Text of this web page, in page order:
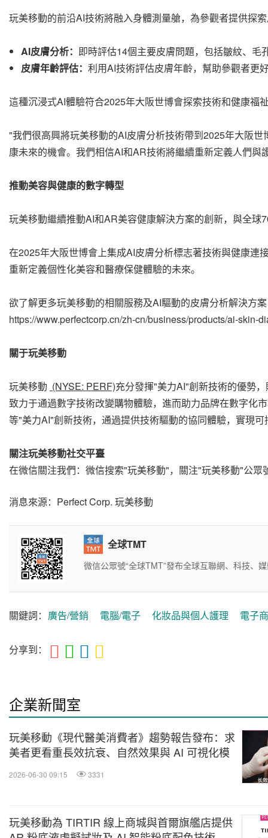
玩美移動的前沿AI技術將融入身體測量艙，為參觀者提供探
AI皮膚分析： 即時評估14個主要皮膚問題，包括皺紋、
皮膚年齡評估： 利用AI技術評估皮膚年齡，幫助參觀者更
這種沉浸式AI體驗符合2025年大阪世博會探索技術和健康福
"我們很高興將玩美移動的AI皮膚分析技術帶到2025年大阪
康未來的機會。我們相信AI和AR技術將繼續重新定義人們
推動美容與健康的數字轉型
玩美移動繼續推動AI和AR美容健康解決方案的創新，與全
在2025年大阪世博會上集成AI皮膚分析標志著技術與健康連
重新定義個性化美容和醫療保健體驗的未來。
欲了解更多玩美移動的相關服務及AI驅動的皮膚分析解決方
https://www.perfectcorp.cn/zh-cn/business/products/ai-skin-
關于玩美移動
玩美移動 (NYSE: PERF)充分發揮"美力AI"創新技術的優勢
致力于通過數字技術改變購物體驗，進而助力品牌在數字化
等"美力AI"創新技術，通過提供技術驅動的協同體驗，實現
關注玩美移動社交平臺
在微信關注我們：微信搜索"玩美移動"，關注"玩美移動"公眾
消息來源：Perfect Corp. 玩美移動
全球TMT
微信公眾號“全球TMT”發布全球互聯網、科技、
關鍵詞： 廣告/營銷 電腦/電子 化妝品與個人護理 電子
分享到：
企業新聞室
玩美移動《現代醫美消費者》趨勢報告發布：求
美者更看重長效抗衰、自然效果與 AI 可視化模
2026-06-30 09:15 3331
玩美移動為 TIRTIR 線上商城與首爾旗艦店提供